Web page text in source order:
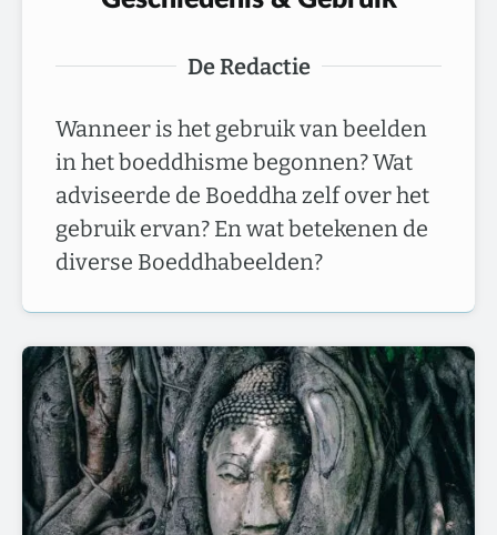
De Redactie
Wanneer is het gebruik van beelden
in het boeddhisme begonnen? Wat
adviseerde de Boeddha zelf over het
gebruik ervan? En wat betekenen de
diverse Boeddhabeelden?